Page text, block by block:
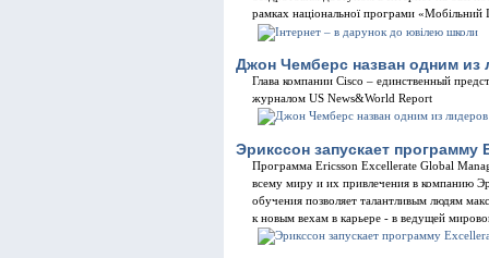
рамках національної програми
Джон Чемберс назван одним
Глава компании Cisco – единственный
журналом US News&World Report
Эрикссон запускает программу
Программа Ericsson Excellerate Global
всему миру и их привлечения в компанию
обучения позволяет талантливым людям
к новым вехам в карьере - в ведущей